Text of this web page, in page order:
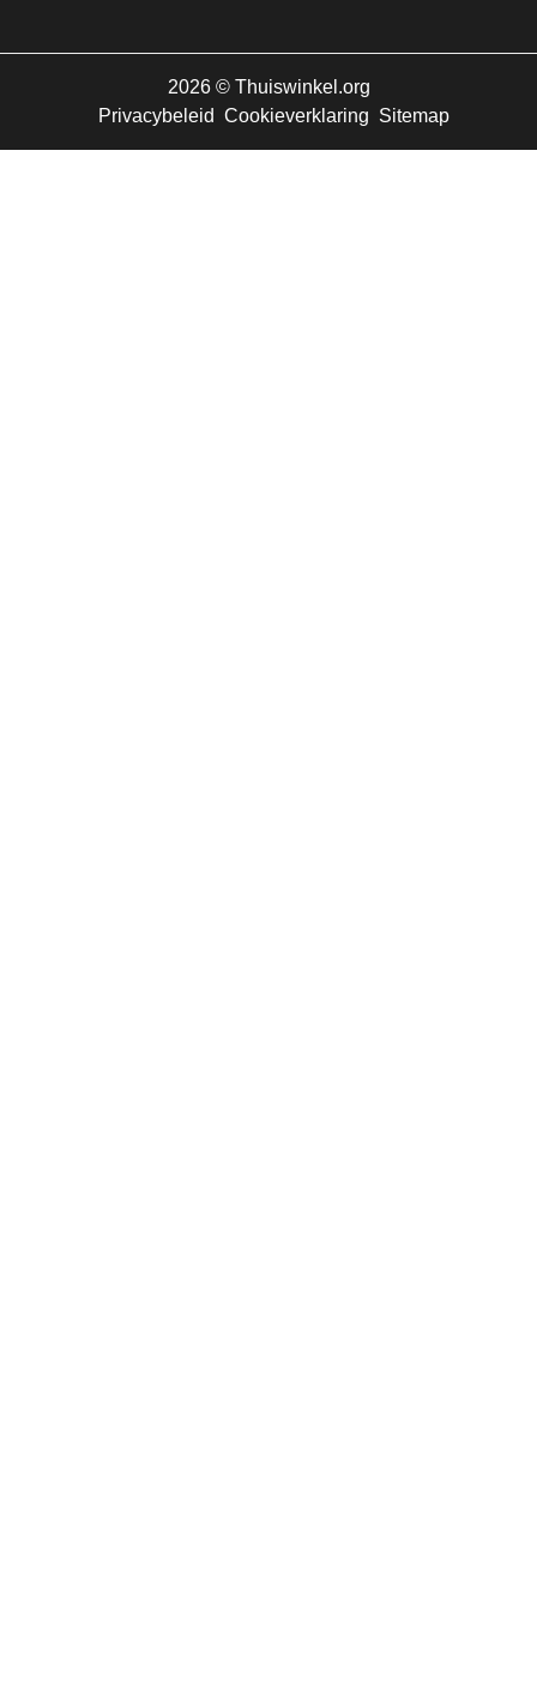
2026 ©Thuiswinkel.org
Privacybeleid Cookieverklaring Sitemap